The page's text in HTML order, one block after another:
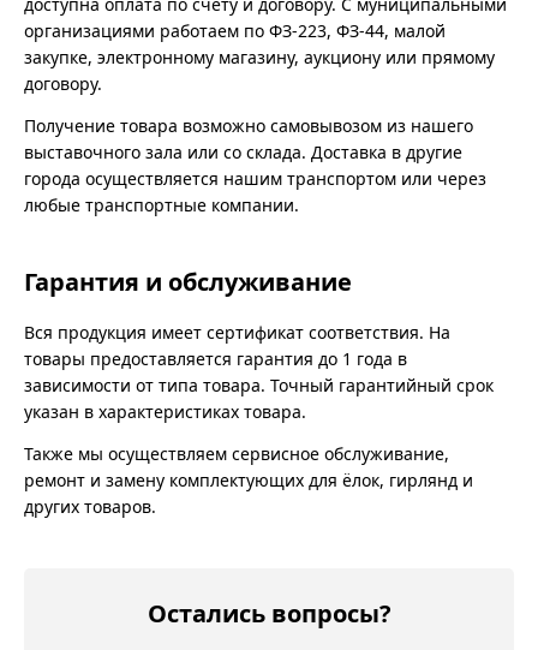
организациями работаем по ФЗ-223, ФЗ-44, малой
закупке, электронному магазину, аукциону или прямому
договору.
Получение товара возможно самовывозом из нашего
выставочного зала или со склада. Доставка в другие
города осуществляется нашим транспортом или через
любые транспортные компании.
Гарантия и обслуживание
Вся продукция имеет сертификат соответствия. На
товары предоставляется гарантия до 1 года в
зависимости от типа товара. Точный гарантийный срок
указан в характеристиках товара.
Также мы осуществляем сервисное обслуживание,
ремонт и замену комплектующих для ёлок, гирлянд и
других товаров.
Остались вопросы?